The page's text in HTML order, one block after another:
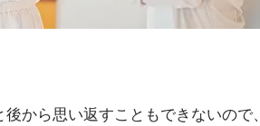
から思い返すこともできないので、